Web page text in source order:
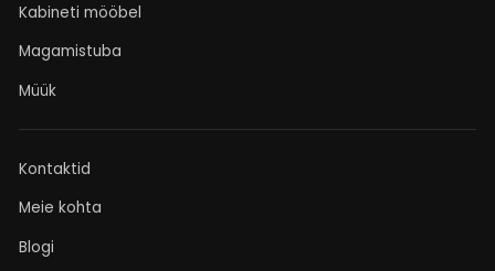
Kabineti mööbel
Magamistuba
Müük
Kontaktid
Meie kohta
Blogi